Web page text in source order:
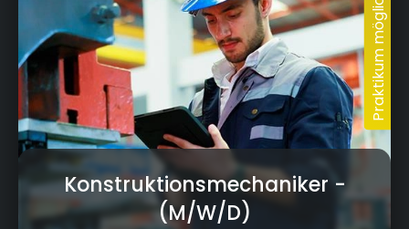
Konstruktionsmechaniker -
(M/W/D)